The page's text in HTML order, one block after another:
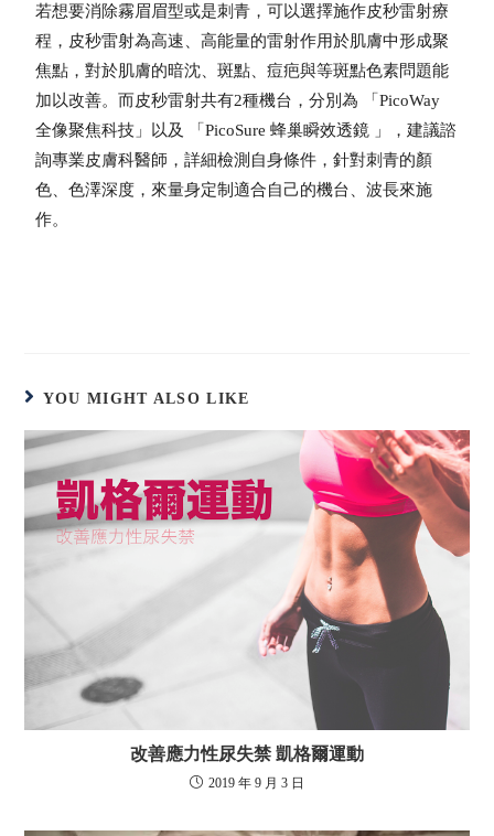
若想要消除霧眉眉型或是刺青，可以選擇施作皮秒雷射療
程，皮秒雷射為高速、高能量的雷射作用於肌膚中形成聚
焦點，對於肌膚的暗沈、斑點、痘疤與等斑點色素問題能
加以改善。而皮秒雷射共有2種機台，分別為 「PicoWay
全像聚焦科技」以及 「PicoSure 蜂巢瞬效透鏡 」，建議諮
詢專業皮膚科醫師，詳細檢測自身條件，針對刺青的顏
色、色澤深度，來量身定制適合自己的機台、波長來施
作。
YOU MIGHT ALSO LIKE
改善應力性尿失禁 凱格爾運動
2019 年 9 月 3 日